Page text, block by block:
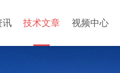
讯 技术文章 视频中心